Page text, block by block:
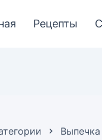
Рецепты
Выпечка